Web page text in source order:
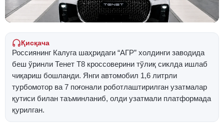
Қисқача
Россиянинг Калуга шаҳридаги “АГР” холдинги заводида
беш ўринли Тенет T8 кроссоверини тўлиқ сиклда ишлаб
чиқариш бошланди. Янги автомобил 1,6 литрли
турбомотор ва 7 поғонали роботлаштирилган узатмалар
қутиси билан таъминланиб, олди узатмали платформада
қурилган.